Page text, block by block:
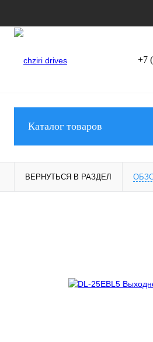
+7
Каталог товаров
ВЕРНУТЬСЯ В РАЗДЕЛ